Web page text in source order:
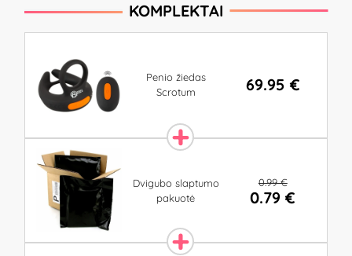
KOMPLEKTAI
Penio žiedas
Scrotum
69.95 €
Dvigubo slaptumo
pakuotė
0.99 €
0.79 €